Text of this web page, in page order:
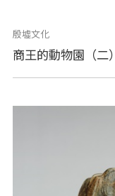
殷墟文化
商王的動物園（二